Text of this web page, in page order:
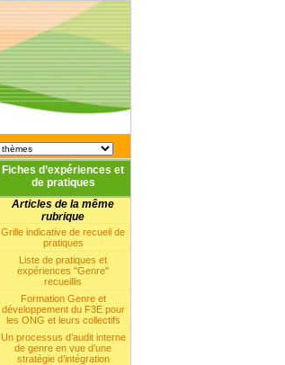
Fiches d’expériences et
de pratiques
Articles de la même
rubrique
Grille indicative de recueil de
pratiques
Liste de pratiques et
expériences "Genre"
recueillis
Formation Genre et
développement du F3E pour
les ONG et leurs collectifs
Un processus d’audit interne
de genre en vue d’une
stratégie d’intégration